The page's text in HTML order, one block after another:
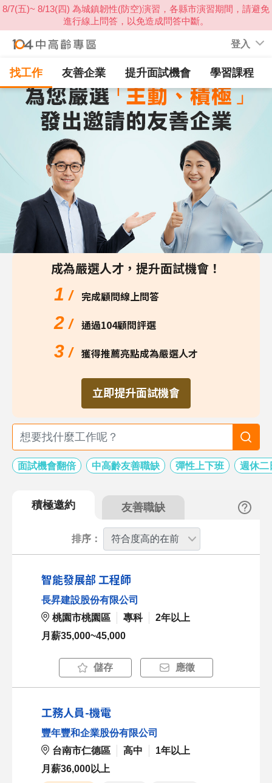
登入
找工作 友善企業 提升面試機會 學習課程
成為嚴選人才，提升面試機會！
1 / 完成顧問線上問答
2 / 通過104顧問評選
3 / 獲得推薦亮點成為嚴選人才
立即提升面試機會
面試機會翻倍 中高齡友善職缺 彈性上下班 週休二
積極邀約 友善職缺
排序：
智能發展部 工程師
長昇建設股份有限公司
桃園市桃園區
專科
2年以上
月薪35,000~45,000
儲存 應徵
工務人員-機電
豐年豐和企業股份有限公司
台南市仁德區
高中
1年以上
月薪36,000以上